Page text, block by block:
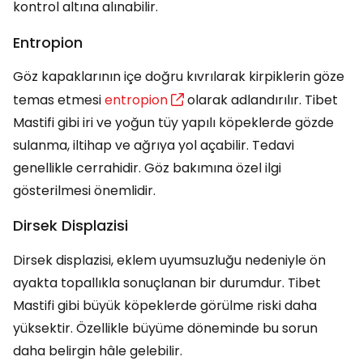
kontrol altına alınabilir.
Entropion
Göz kapaklarının içe doğru kıvrılarak kirpiklerin göze
temas etmesientropion
olarak adlandırılır. Tibet
Mastifi gibi iri ve yoğun tüy yapılı köpeklerde gözde
sulanma, iltihap ve ağrıya yol açabilir. Tedavi
genellikle cerrahidir. Göz bakımına özel ilgi
gösterilmesi önemlidir.
Dirsek Displazisi
Dirsek displazisi, eklem uyumsuzluğu nedeniyle ön
ayakta topallıkla sonuçlanan bir durumdur. Tibet
Mastifi gibi büyük köpeklerde görülme riski daha
yüksektir. Özellikle büyüme döneminde bu sorun
daha belirgin hâle gelebilir.